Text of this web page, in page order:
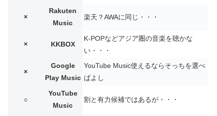
×
Rakuten
Music
楽天？AWAに同じ・・・
× KKBOX
K-POPなどアジア圏の音楽を聴かな
い・・・
×
Google
Play Music
YouTube Music使えるならそっちを選べ
ばよし
○
YouTube
Music
割と有力候補ではあるが・・・